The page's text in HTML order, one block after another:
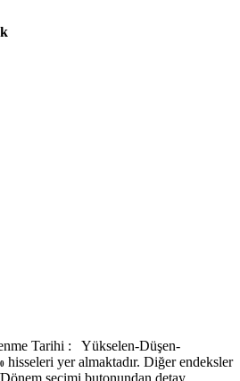
Tarihi :
Yükselen-Düşen-
hisseleri yer almaktadır. Diğer endeksler
seçimi butonundan detay